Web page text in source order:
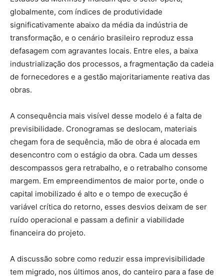
globalmente, com índices de produtividade
significativamente abaixo da média da indústria de
transformação, e o cenário brasileiro reproduz essa
defasagem com agravantes locais. Entre eles, a baixa
industrialização dos processos, a fragmentação da cadeia
de fornecedores e a gestão majoritariamente reativa das
obras.
A consequência mais visível desse modelo é a falta de
previsibilidade. Cronogramas se deslocam, materiais
chegam fora de sequência, mão de obra é alocada em
desencontro com o estágio da obra. Cada um desses
descompassos gera retrabalho, e o retrabalho consome
margem. Em empreendimentos de maior porte, onde o
capital imobilizado é alto e o tempo de execução é
variável crítica do retorno, esses desvios deixam de ser
ruído operacional e passam a definir a viabilidade
financeira do projeto.
A discussão sobre como reduzir essa imprevisibilidade
tem migrado, nos últimos anos, do canteiro para a fase de